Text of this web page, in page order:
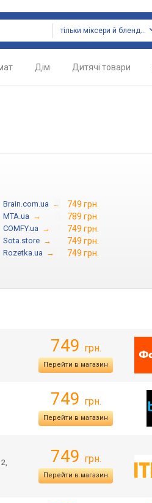
тільки міксери й блендери
Дім Дитячі товари
Brain.com.ua → 749 грн.
MTA.ua → 789 грн.
COMFY.ua → 749 грн.
Sota.store → 749 грн.
Rozetka.ua →
749 грн.
749 грн.
Перейти в магазин
749 грн.
Перейти в магазин
749 грн.
Перейти в магазин